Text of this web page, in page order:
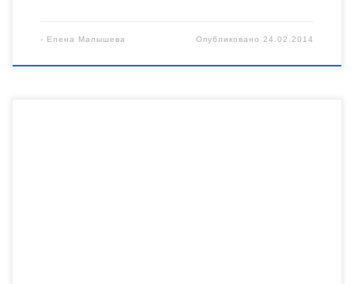
- Елена Малышева Опубликовано24.02.2014